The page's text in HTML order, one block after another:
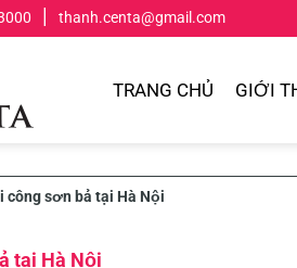
| thanh.centa@gmail.com
TRANG CHỦ GIỚI
công sơn bả tại Hà Nội
tại Hà Nội